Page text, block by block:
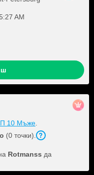
AM
10 Мъже
(0 точки).
Rotmanss да